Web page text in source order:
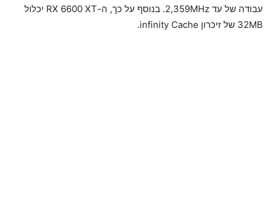
עבודה של עד 2,359MHz. בנוסף על כך, ה-RX 6600 XT יכלול
32MB של זיכרון infinity Cache.